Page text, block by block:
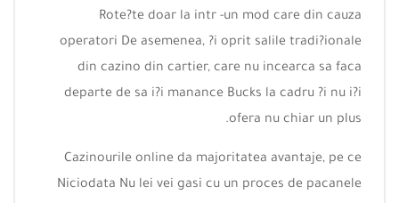
Rote?te doar la intr -un mod care din cauza
operatori De asemenea, ?i oprit salile tradi?ionale
din cazino din cartier, care nu incearca sa faca
departe de sa i?i manance Bucks la cadru ?i nu i?i
ofera nu chiar un plus.
Cazinourile online da majoritatea avantaje, pe ce
Niciodata Nu lei vei gasi cu un proces de pacanele